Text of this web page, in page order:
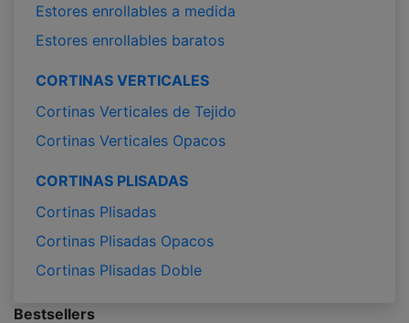
Estores enrollables a medida
Estores enrollables baratos
CORTINAS VERTICALES
Cortinas Verticales de Tejido
Cortinas Verticales Opacos
CORTINAS PLISADAS
Cortinas Plisadas
Cortinas Plisadas Opacos
Cortinas Plisadas Doble
Bestsellers